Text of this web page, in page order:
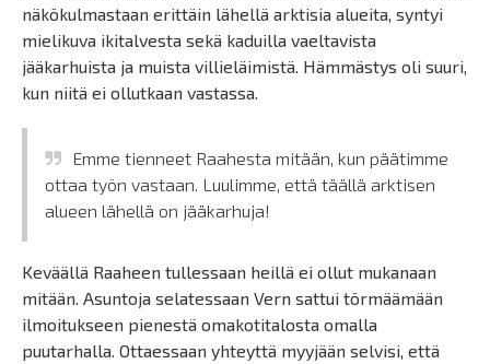
näkökulmastaan erittäin lähellä arktisia alueita, syntyi
mielikuva ikitalvesta sekä kaduilla vaeltavista
jääkarhuista ja muista villieläimistä. Hämmästys oli suuri,
kun niitä ei ollutkaan vastassa.
Emme tienneet Raahesta mitään, kun päätimme
ottaa työn vastaan. Luulimme, että täällä arktisen
alueen lähellä on jääkarhuja!
Keväällä Raaheen tullessaan heillä ei ollut mukanaan
mitään. Asuntoja selatessaan Vern sattui törmäämään
ilmoitukseen pienestä omakotitalosta omalla
puutarhalla. Ottaessaan yhteyttä myyjään selvisi, että